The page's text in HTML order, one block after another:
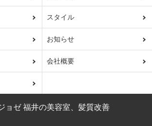
スタイル
お知らせ
会社概要
ョゼ 福井の美容室、髪質改善